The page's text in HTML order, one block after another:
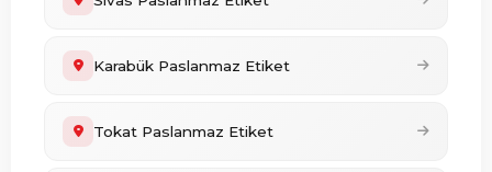
Karabük Paslanmaz Etiket
Tokat Paslanmaz Etiket